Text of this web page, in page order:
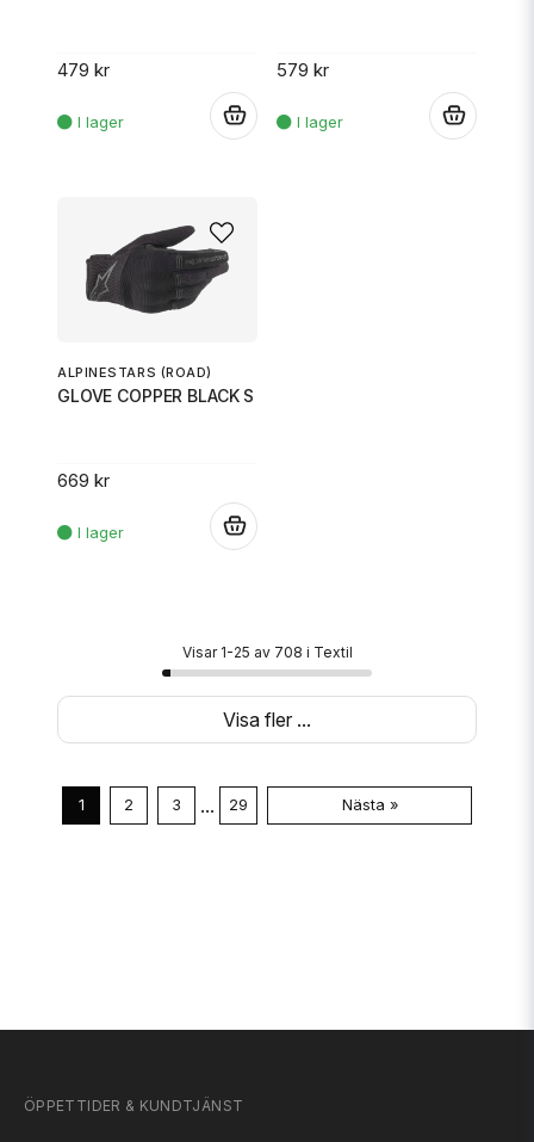
479 kr 579 kr
ALPINESTARS (ROAD)
GLOVE COPPER BLACK S
669 kr
Visar 1-25 av 708 i Textil
Visa fler ...
1 2 3 ... 29 Nästa »
ÖPPETTIDER & KUNDTJÄNST